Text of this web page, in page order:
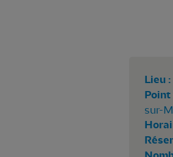
Lieu :
Point
sur-